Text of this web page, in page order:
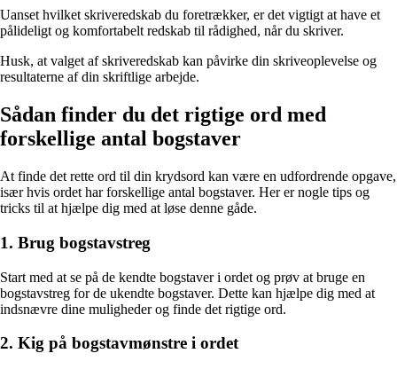
Uanset hvilket skriveredskab du foretrækker, er det vigtigt at have et
pålideligt og komfortabelt redskab til rådighed, når du skriver.
Husk, at valget af skriveredskab kan påvirke din skriveoplevelse og
resultaterne af din skriftlige arbejde.
Sådan finder du det rigtige ord med
forskellige antal bogstaver
At finde det rette ord til din krydsord kan være en udfordrende opgave,
især hvis ordet har forskellige antal bogstaver. Her er nogle tips og
tricks til at hjælpe dig med at løse denne gåde.
1. Brug bogstavstreg
Start med at se på de kendte bogstaver i ordet og prøv at bruge en
bogstavstreg for de ukendte bogstaver. Dette kan hjælpe dig med at
indsnævre dine muligheder og finde det rigtige ord.
2. Kig på bogstavmønstre i ordet